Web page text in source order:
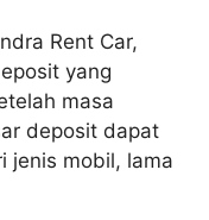
Rent Car,
yang
masa
deposit dapat
jenis mobil, lama